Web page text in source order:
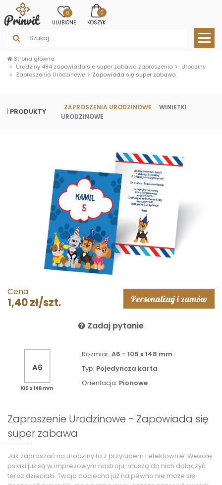
0
ULUBIONE
0
KOSZYK
Strona główna
Urodziny 484 zapowiada sie super zabawa zaproszenia
Urodziny
Zaproszenia Urodzinowe
Zapowiada się super zabawa
PRODUKTY ZAPROSZENIA URODZINOWE
WINIETKI
URODZINOWE
Cena
1,40 zł/szt. Personalizuj i zamów
Zadaj pytanie
Rozmiar: A6 - 105 x 148 mm
Typ: Pojedyncza karta
Orientacja: Pionowe
Zaproszenie Urodzinowe - Zapowiada się
super zabawa
Jak zapraszać na urodziny to z przytupem i efektownie. Wesołe
psiaki już są w imprezowym nastroju, muszą do nich dołączyć
teraz dzieciaki. Twoja pociecha już na pewno nie może się